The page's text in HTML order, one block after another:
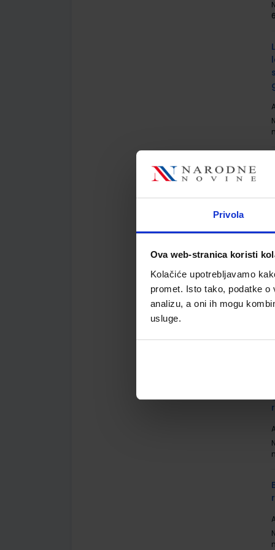
Privola
Ova web-stranica koristi
Kolačiće upotrebljavamo
promet. Isto tako, podatke
analizu, a oni ih mogu
usluge.